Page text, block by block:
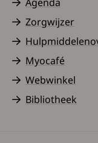
Zorgwijzer
Myocafé
Webwinkel
Bibliotheek